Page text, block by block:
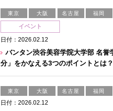
東京 大阪 名古屋 福岡
イベント
日付：2026.02.12
バンタン渋谷美容学院大学部 名
分」をかなえる3つのポイントとは？
東京 大阪 名古屋 福岡
日付：2026.02.12